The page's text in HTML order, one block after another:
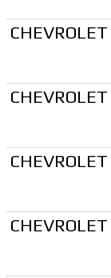
CHEVROLET
CHEVROLET
CHEVROLET
CHEVROLET